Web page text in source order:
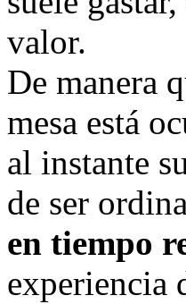
valor.
De manera
mesa está
al instante
de ser
en tiempo
experiencia